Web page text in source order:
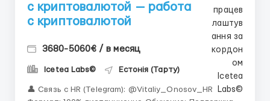
с криптовалютой — работа
с криптовалютой
3680-5060€ / в месяц
Icetea Labs© Естонія (Тарту)
👤 Связь с HR (Telegram): @Vitaliy_Onosov_HR